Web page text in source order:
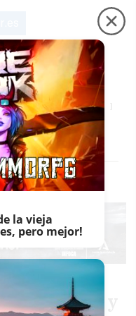
de caballos
SurEl Papel De La Voz
recursos y
la vieja
pero mejor!